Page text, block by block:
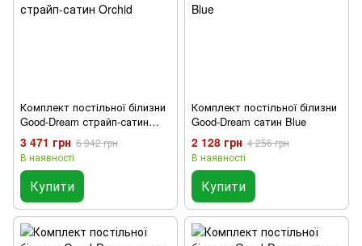
Комплект постільної білизни
Good-Dream страйп-сатин
Orchid
3 471 грн 6 942 грн
В наявності
Купити
Комплект постільної білизни
Good-Dream сатин Blue
2 128 грн 4 256 грн
В наявності
Купити